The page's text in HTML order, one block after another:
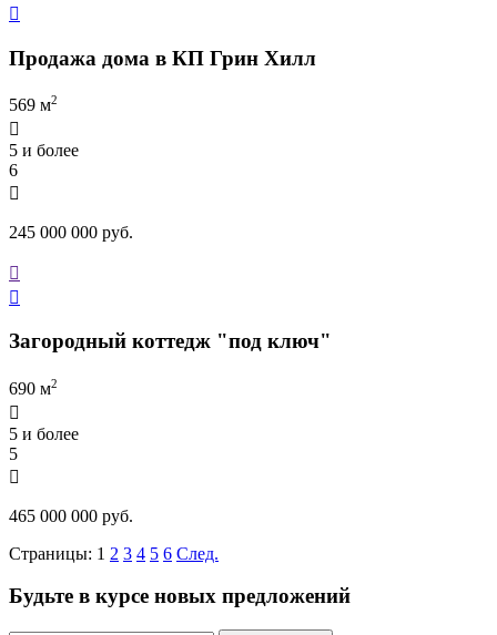

Продажа дома в КП Грин Хилл
569 м2

5 и более
6

245 000 000 руб.


Загородный коттедж "под ключ"
690 м2

5 и более
5

465 000 000 руб.
Страницы: 1 2 3 4 5 6 След.
Будьте в курсе новых предложений